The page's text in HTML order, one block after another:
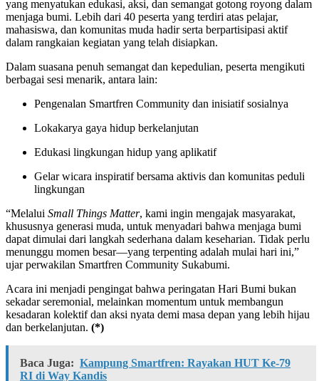
yang menyatukan edukasi, aksi, dan semangat gotong royong dalam
menjaga bumi. Lebih dari 40 peserta yang terdiri atas pelajar,
mahasiswa, dan komunitas muda hadir serta berpartisipasi aktif
dalam rangkaian kegiatan yang telah disiapkan.
Dalam suasana penuh semangat dan kepedulian, peserta mengikuti
berbagai sesi menarik, antara lain:
Pengenalan Smartfren Community dan inisiatif sosialnya
Lokakarya gaya hidup berkelanjutan
Edukasi lingkungan hidup yang aplikatif
Gelar wicara inspiratif bersama aktivis dan komunitas peduli
lingkungan
“Melalui Small Things Matter, kami ingin mengajak masyarakat,
khususnya generasi muda, untuk menyadari bahwa menjaga bumi
dapat dimulai dari langkah sederhana dalam keseharian. Tidak perlu
menunggu momen besar—yang terpenting adalah mulai hari ini,”
ujar perwakilan Smartfren Community Sukabumi.
Acara ini menjadi pengingat bahwa peringatan Hari Bumi bukan
sekadar seremonial, melainkan momentum untuk membangun
kesadaran kolektif dan aksi nyata demi masa depan yang lebih hijau
dan berkelanjutan. (*)
Baca Juga: Kampung Smartfren: Rayakan HUT Ke-79
RI di Way Kandis